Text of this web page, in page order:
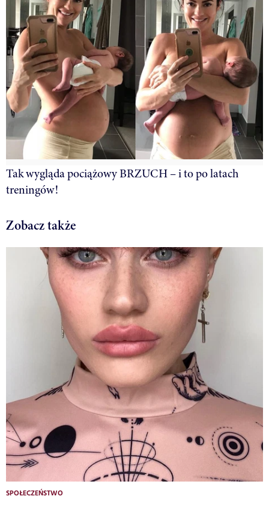
Tak wygląda pociążowy BRZUCH – i to po latach
treningów!
Zobacz także
SPOŁECZEŃSTWO